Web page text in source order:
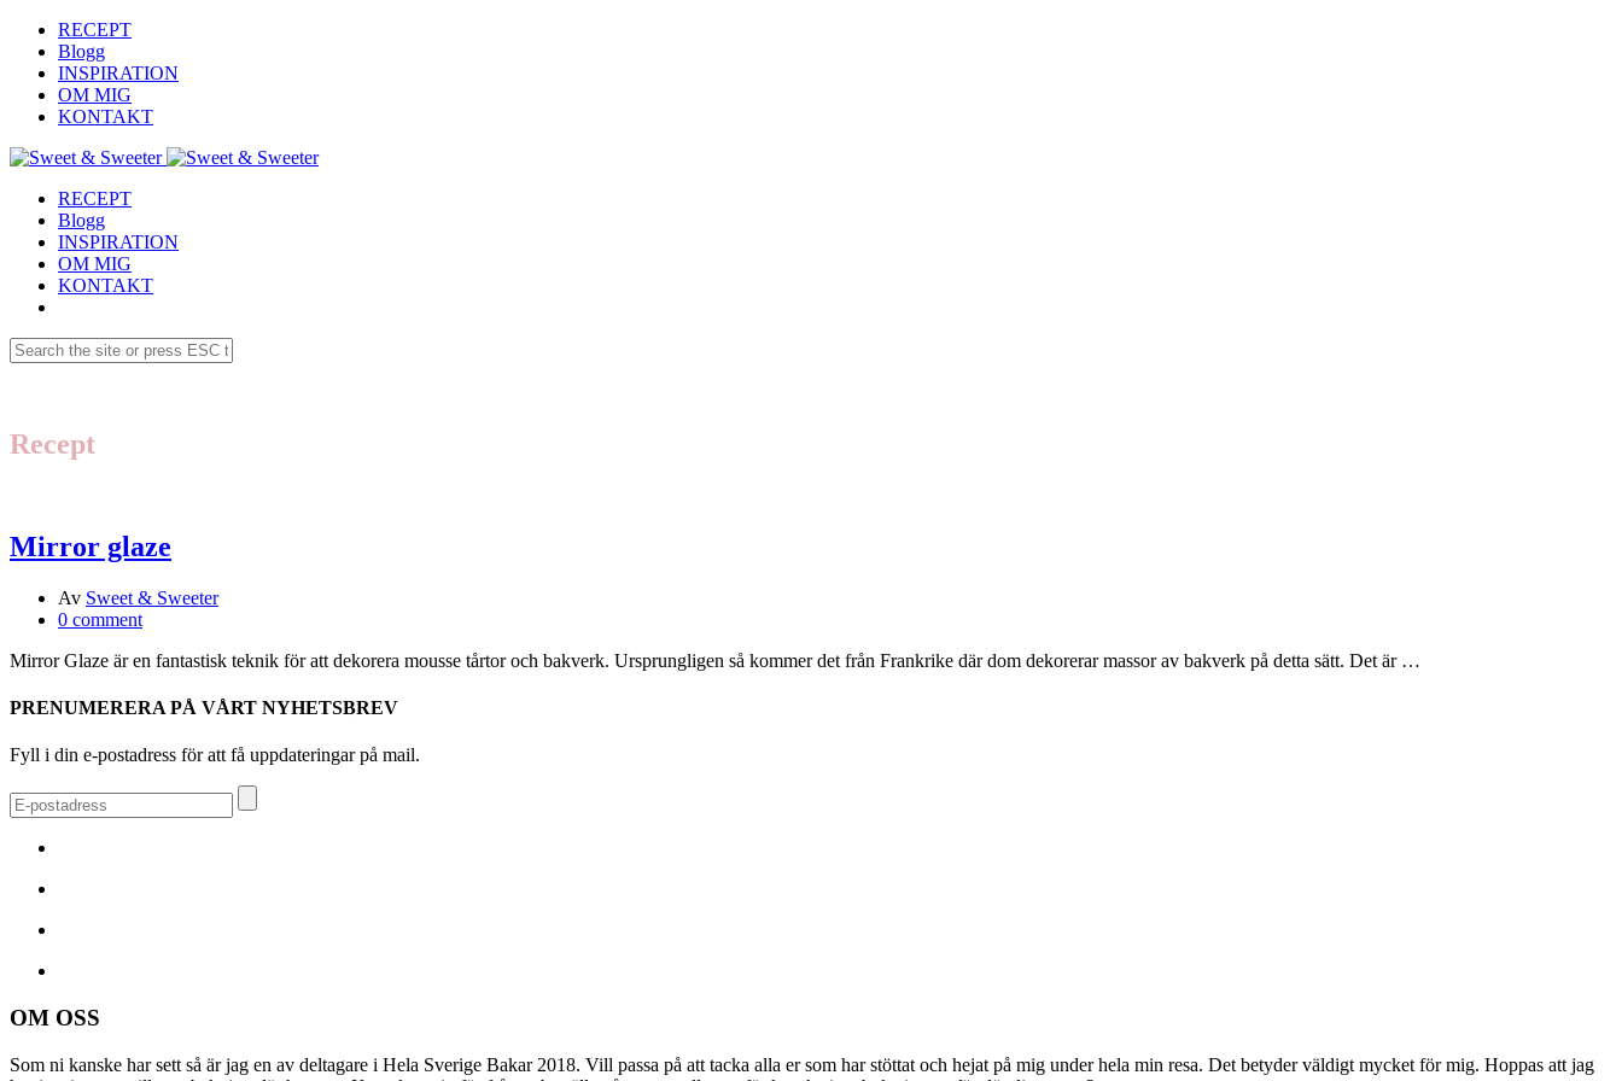
RECEPT
Blogg
INSPIRATION
OM MIG
KONTAKT
RECEPT
Blogg
INSPIRATION
OM MIG
KONTAKT
Recept
Mirror glaze
Av Sweet & Sweeter
0 comment
Mirror Glaze är en fantastisk teknik för att dekorera mousse tårtor och bakverk. Ursprungligen så kommer det från Frankrike där dom dekorerar massor av bakverk på detta sätt. Det är …
PRENUMERERA PÅ VÅRT NYHETSBREV
Fyll i din e-postadress för att få uppdateringar på mail.
OM OSS
Som ni kanske har sett så är jag en av deltagare i Hela Sverige Bakar 2018. Vill passa på att tacka alla er som har stöttat och hejat på mig under hela min resa. Det betyder väldigt mycket för mig. Hoppas att jag